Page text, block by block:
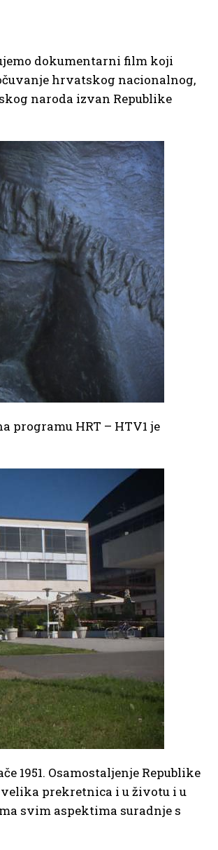
dokumentarni film koji
hrvatskog nacionalnog,
naroda izvan Republike
programu HRT – HTV1 je
1951. Osamostaljenje Republike
prekretnica i u životu i u
svim aspektima suradnje s